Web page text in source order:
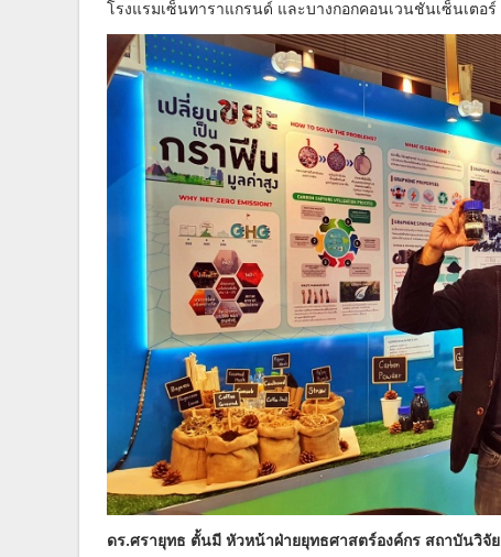
โรงแรมเซ็นทาราแกรนด์ และบางกอกคอนเวนชันเซ็นเตอร์
ดร.ศรายุทธ ตั้นมี หัวหน้าฝ่ายยุทธศาสตร์องค์กร สถาบันวิจั